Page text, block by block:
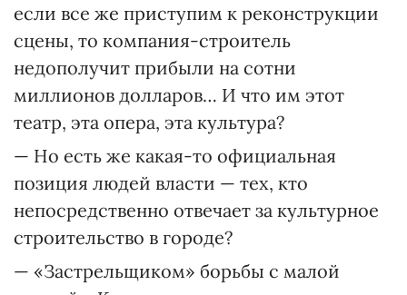
если все же приступим к реконструкции
сцены, то компания-строитель
недополучит прибыли на сотни
миллионов долларов… И что им этот
театр, эта опера, эта культура?
— Но есть же какая-то официальная
позиция людей власти — тех, кто
непосредственно отвечает за культурное
строительство в городе?
— «Застрельщиком» борьбы с малой